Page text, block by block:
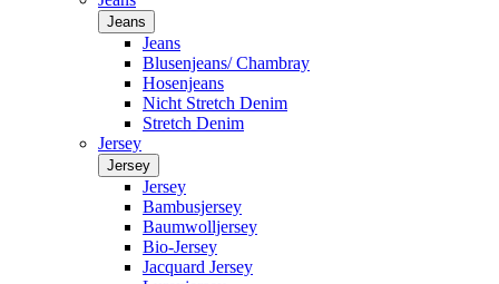
Jeans
Jeans
Blusenjeans/ Chambray
Hosenjeans
Nicht Stretch Denim
Stretch Denim
Jersey
Jersey
Jersey
Bambusjersey
Baumwolljersey
Bio-Jersey
Jacquard Jersey